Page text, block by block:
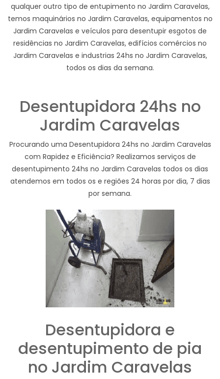
qualquer outro tipo de entupimento no Jardim Caravelas,
temos maquinários no Jardim Caravelas, equipamentos no
Jardim Caravelas e veículos para desentupir esgotos de
residências no Jardim Caravelas, edifícios comércios no
Jardim Caravelas e industrias 24hs no Jardim Caravelas,
todos os dias da semana.
Desentupidora 24hs no
Jardim Caravelas
Procurando uma Desentupidora 24hs no Jardim Caravelas
com Rapidez e Eficiência? Realizamos serviços de
desentupimento 24hs no Jardim Caravelas todos os dias
atendemos em todos os e regiões 24 horas por dia, 7 dias
por semana.
Desentupidora e
desentupimento de pia
no Jardim Caravelas